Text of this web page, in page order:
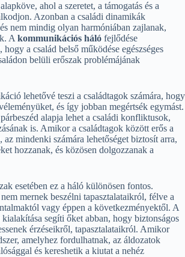
ahol a szeretet, a támogatás és a
Azonban a családi dinamikák
nem mindig olyan harmóniában zajlanak,
A kommunikációs háló fejlődése
hogy a család belső működése egészséges
belüli erőszak problémájának
lehetővé teszi a családtagok számára, hogy
és így jobban megértsék egymást.
alapja lehet a családi konfliktusok,
is. Amikor a családtagok között erős a
, az mindenki számára lehetőséget biztosít arra,
hozzanak, és közösen dolgozzanak a
esetében ez a háló különösen fontos.
mernek beszélni tapasztalataikról, félve a
vagy éppen a következményektől. A
kialakítása segíti őket abban, hogy biztonságos
érzéseikről, tapasztalataikról. Amikor
amelyhez fordulhatnak, az áldozatok
és kereshetik a kiutat a nehéz